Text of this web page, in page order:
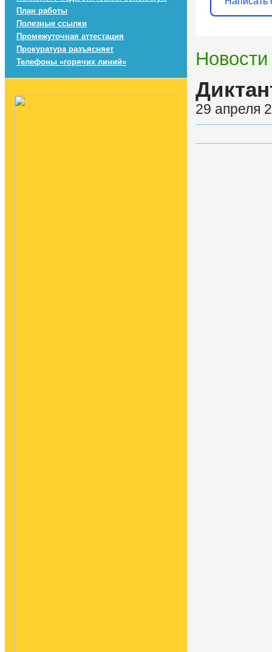
План работы
Полезные ссылки
Промежуточная аттестация
Прокуратура разъясняет
Телефоны «горячих линий»
Новости
29 апреля